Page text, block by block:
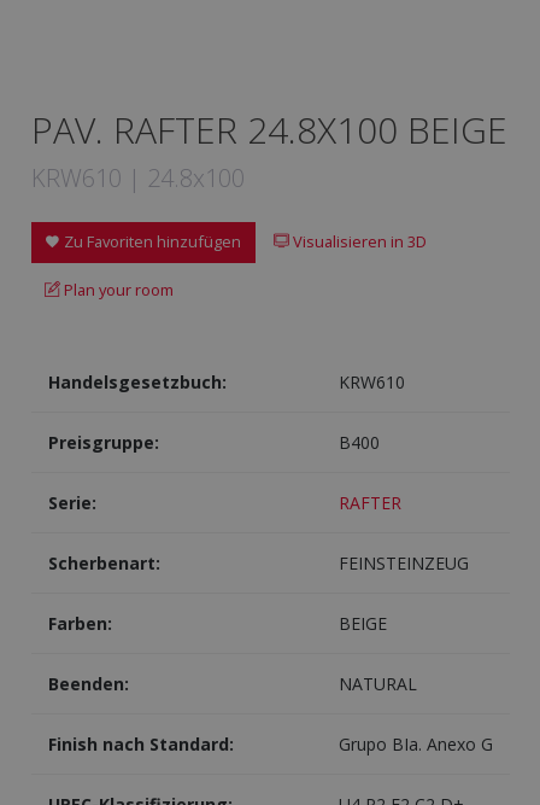
PAV. RAFTER 24.8X100 BEIGE
KRW610 | 24.8x100
Zu Favoriten hinzufügen Visualisieren in 3D
Plan your room
Handelsgesetzbuch: KRW610
Preisgruppe: B400
Serie: RAFTER
Scherbenart: FEINSTEINZEUG
Farben: BEIGE
Beenden: NATURAL
Finish nach Standard: Grupo BIa. Anexo G